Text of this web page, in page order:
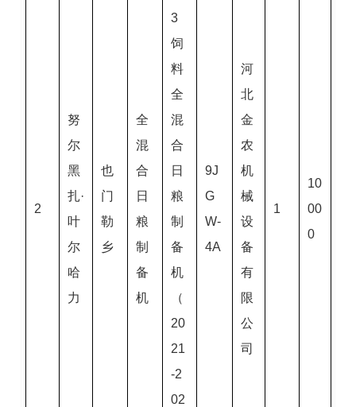
2
努
尔
黑
扎·
叶
尔
哈
力
也
门
勒
乡
全
混
合
日
粮
制
备
机
3
饲
料
全
混
合
日
粮
制
备
机
（
20
21
-2
02
9J
G
W-
4A
河
北
金
农
机
械
设
备
有
限
公
司
1
10
00
0